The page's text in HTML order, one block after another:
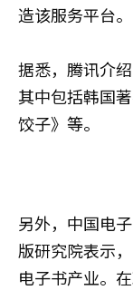
造该服务平台
据悉，腾讯介
其中包括韩国
饺子》等。
另外，中国电
版研究院表示
电子书产业。